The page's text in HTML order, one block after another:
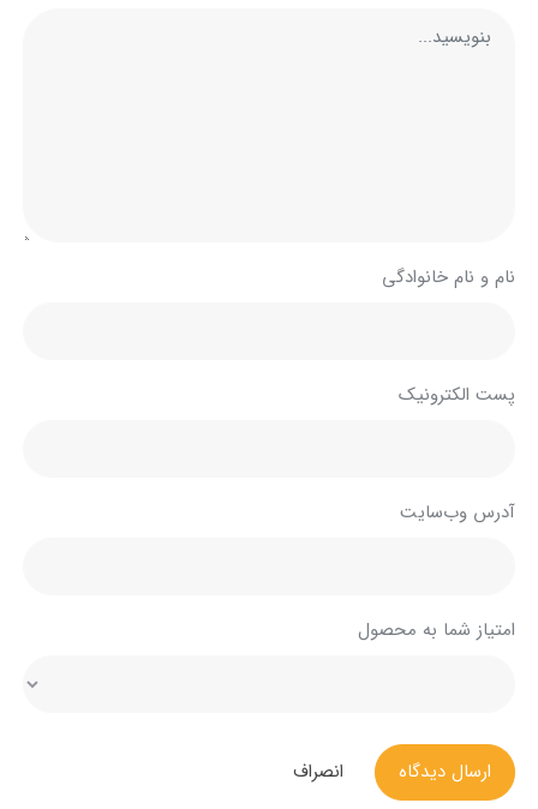
نام و نام خانوادگی
پست الکترونیک
آدرس وب‌سایت
امتیاز شما به محصول
ارسال دیدگاه انصراف